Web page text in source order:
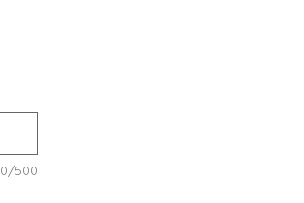
0/500